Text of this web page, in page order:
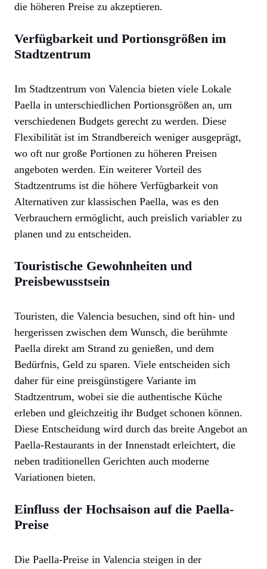
die höheren Preise zu akzeptieren.
Verfügbarkeit und Portionsgrößen im
Stadtzentrum
Im Stadtzentrum von Valencia bieten viele Lokale
Paella in unterschiedlichen Portionsgrößen an, um
verschiedenen Budgets gerecht zu werden. Diese
Flexibilität ist im Strandbereich weniger ausgeprägt,
wo oft nur große Portionen zu höheren Preisen
angeboten werden. Ein weiterer Vorteil des
Stadtzentrums ist die höhere Verfügbarkeit von
Alternativen zur klassischen Paella, was es den
Verbrauchern ermöglicht, auch preislich variabler zu
planen und zu entscheiden.
Touristische Gewohnheiten und
Preisbewusstsein
Touristen, die Valencia besuchen, sind oft hin- und
hergerissen zwischen dem Wunsch, die berühmte
Paella direkt am Strand zu genießen, und dem
Bedürfnis, Geld zu sparen. Viele entscheiden sich
daher für eine preisgünstigere Variante im
Stadtzentrum, wobei sie die authentische Küche
erleben und gleichzeitig ihr Budget schonen können.
Diese Entscheidung wird durch das breite Angebot an
Paella-Restaurants in der Innenstadt erleichtert, die
neben traditionellen Gerichten auch moderne
Variationen bieten.
Einfluss der Hochsaison auf die Paella-
Preise
Die Paella-Preise in Valencia steigen in der